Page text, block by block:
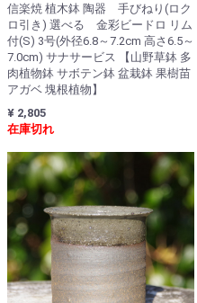
信楽焼 植木鉢 陶器 手びねり(ロク
ロ引き) 選べる 金彩ビードロ リム
付(S) 3号(外径6.8～7.2cm 高さ6.5～
7.0cm) サナサービス 【山野草鉢 多
肉植物鉢 サボテン鉢 盆栽鉢 果樹苗
アガベ 塊根植物】
¥ 2,805
在庫切れ